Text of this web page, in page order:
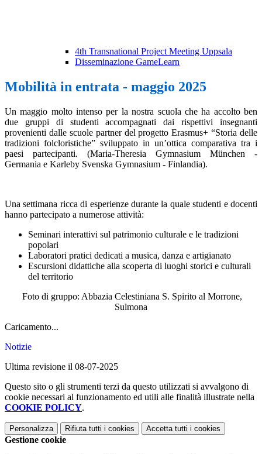
4th Transnational Project Meeting Uppsala
Disseminazione GameLearn
Mobilità in entrata - maggio 2025
Un maggio molto intenso per la nostra scuola che ha accolto ben
due gruppi di studenti accompagnati dai rispettivi insegnanti
provenienti dalle scuole partner del progetto Erasmus+ “Storia delle
tradizioni folcloristiche” sviluppato in un’ottica comparativa tra i
paesi partecipanti. (Maria-Theresia Gymnasium München -
Germania e Karleby Svenska Gymnasium - Finlandia).
Una settimana ricca di esperienze durante la quale studenti e docenti
hanno partecipato a numerose attività:
Seminari interattivi sul patrimonio culturale e le tradizioni
popolari
Laboratori pratici dedicati a musica, danza e artigianato
Escursioni didattiche alla scoperta di luoghi storici e culturali
del territorio
Foto di gruppo: Abbazia Celestiniana S. Spirito al Morrone,
Sulmona
Caricamento...
Notizie
Ultima revisione il 08-07-2025
Questo sito o gli strumenti terzi da questo utilizzati si avvalgono di
cookie necessari al funzionamento ed utili alle finalità illustrate nella
COOKIE POLICY.
Personalizza Rifiuta tutti i cookies Accetta tutti i cookies
Gestione cookie